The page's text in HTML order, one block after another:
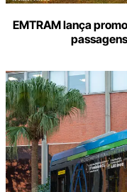
EMTRAM lança